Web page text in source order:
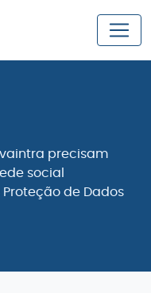
precisam
social
de Dados